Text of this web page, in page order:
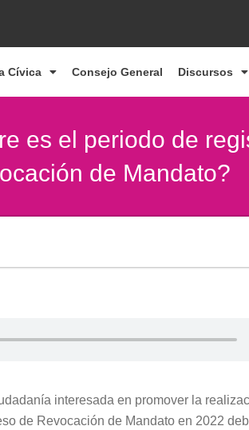
Cívica Consejo General Discursos
es el periodo de
de Mandato?
interesada en promover la
de Revocación de Mandato en 2022